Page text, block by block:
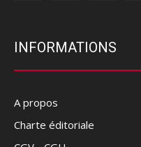
INFORMATIONS
A propos
Charte éditoriale